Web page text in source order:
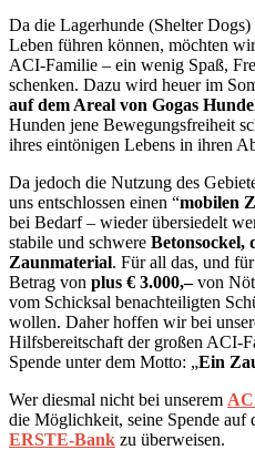
Da die Lagerhunde (Shelter
Leben führen können, möchten
ACI-Familie – ein wenig Spaß,
schenken. Dazu wird heuer im
auf dem Areal von Gogas
Hunden jene Bewegungsfreiheit
ihres eintönigen Lebens in ihren
Da jedoch die Nutzung des
uns entschlossen einen “mobilen
bei Bedarf – wieder übersiedelt
stabile und schwere Betonsockel,
Zaunmaterial. Für all das, und
Betrag von plus € 3.000,–von
vom Schicksal benachteiligten
wollen. Daher hoffen wir bei
Hilfsbereitschaft der großen ACI-
Spende unter dem Motto: „Ein
Wer diesmal nicht bei unserem
die Möglichkeit, seine Spende auf
ERSTE-Bank zu überweisen.